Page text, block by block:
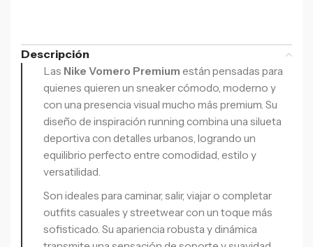
Descripción
Las Nike Vomero Premium están pensadas para
quienes quieren un sneaker cómodo, moderno y
con una presencia visual mucho más premium. Su
diseño de inspiración running combina una silueta
deportiva con detalles urbanos, logrando un
equilibrio perfecto entre comodidad, estilo y
versatilidad.
Son ideales para caminar, salir, viajar o completar
outfits casuales y streetwear con un toque más
sofisticado. Su apariencia robusta y dinámica